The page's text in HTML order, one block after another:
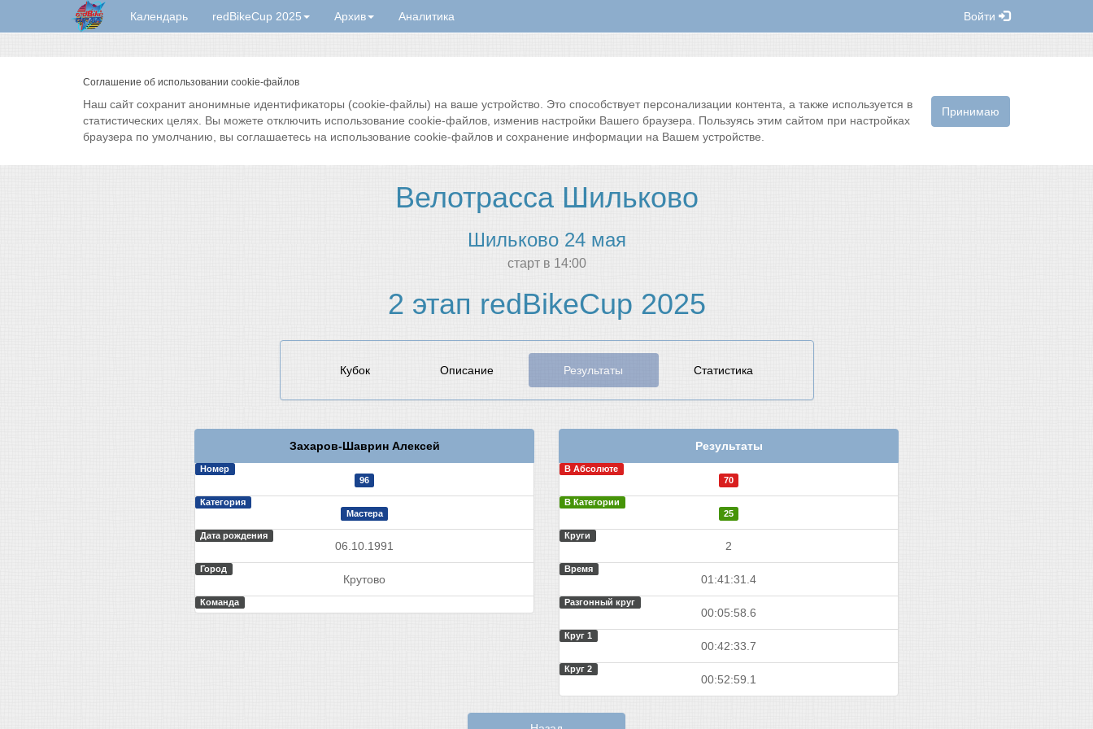
Календарь redBikeCup 2025 Архив Аналитика Войти
Соглашение об использовании cookie-файлов
Принимаю
Наш сайт сохранит анонимные идентификаторы (cookie-файлы) на ваше устройство. Это способствует персонализации контента, а также используется в
статистических целях. Вы можете отключить использование cookie-файлов, изменив настройки Вашего браузера. Пользуясь этим сайтом при настройках
браузера по умолчанию, вы соглашаетесь на использование cookie-файлов и сохранение информации на Вашем устройстве.
Велотрасса Шильково
Шильково 24 мая
cтарт в 14:00
2 этап redBikeCup 2025
Кубок Описание Результаты Статистика
Захаров-Шаврин Алексей
Номер
96
Категория
Мастера
Дата рождения
06.10.1991
Город
Крутово
Команда
Результаты
В Абсолюте
70
В Категории
25
Круги
2
Время
01:41:31.4
Разгонный круг
00:05:58.6
Круг 1
00:42:33.7
Круг 2
00:52:59.1